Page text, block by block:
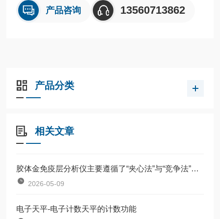
该水分仪可广泛应用于一切需要快速测定水分的行业，广泛应
用于工业、农业、医药、科研
产品咨询 13560713862
产品分类
相关文章
胶体金免疫层分析仪主要遵循了“夹心法”与“竞争法”两种机制
2026-05-09
电子天平-电子计数天平的计数功能